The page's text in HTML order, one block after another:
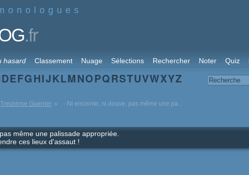
.fr
hasard Classement Nuage Sélections Rechercher Noter Quiz
DEFGHIJKLMNOPQRSTUVWXYZ
Guerrier - Ni enceinte, ni douve, pas même une pa...
même une palissade appropriée.
ces lieux d'assaut !